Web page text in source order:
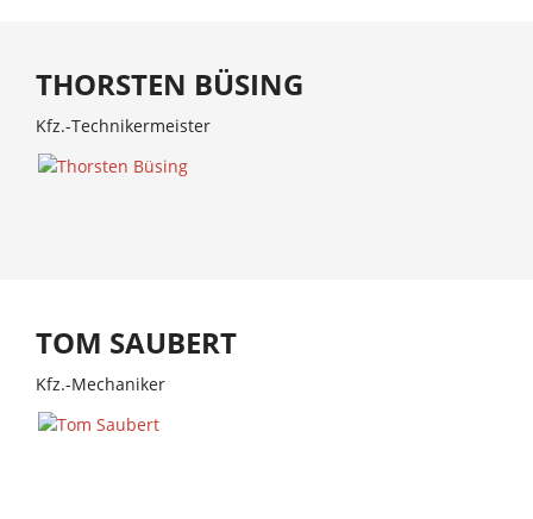
THORSTEN BÜSING
Kfz.-Technikermeister
TOM SAUBERT
Kfz.-Mechaniker